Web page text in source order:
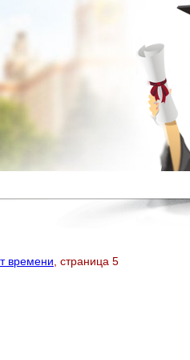
времени , страница 5